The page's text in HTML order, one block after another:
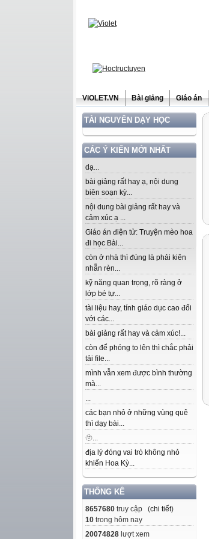
ViOLET.VN Bài giảng Giáo án
TÀI NGUYÊN DẠY HỌC
CÁC Ý KIẾN MỚI NHẤT
dạ...
bài giảng rất hay ạ, nội dung
biên soạn kỳ...
nội dung bài giảng rất hay và
cảm xúc ạ ...
Giáo án điện tử: Truyện mèo hoa
đi học Bài...
còn ở nhà thì đúng là phải kiên
nhẫn rèn...
kỹ năng quan trọng, rõ ràng ở
lớp bé tự...
tài liệu hay, tính giáo dục cao đối
với các...
bài giảng rất hay và cảm xúc!...
còn để phóng to lên thì chắc phải
tải file...
mình vẫn xem được bình thường
mà...
...
các bạn nhỏ ở những vùng quê
thì dạy bài...
🫥...
địa lý đóng vai trò không nhỏ
khiến Hoa Kỳ...
THỐNG KÊ
8657680 truy cập (chi tiết)
10 trong hôm nay
20074828 lượt xem